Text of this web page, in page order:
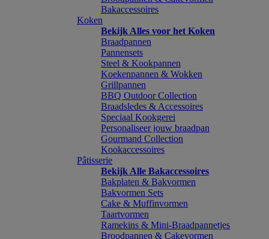
Bakaccessoires
Koken
Bekijk Alles voor het Koken
Braadpannen
Pannensets
Steel & Kookpannen
Koekenpannen & Wokken
Grillpannen
BBQ Outdoor Collection
Braadsledes & Accessoires
Speciaal Kookgerei
Personaliseer jouw braadpan
Gourmand Collection
Kookaccessoires
Pâtisserie
Bekijk Alle Bakaccessoires
Bakplaten & Bakvormen
Bakvormen Sets
Cake & Muffinvormen
Taartvormen
Ramekins & Mini-Braadpannetjes
Broodpannen & Cakevormen